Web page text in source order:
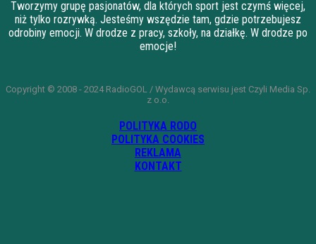
Tworzymy grupę pasjonatów, dla których sport jest czymś więcej,
niż tylko rozrywką. Jesteśmy wszędzie tam, gdzie potrzebujesz
odrobiny emocji. W drodze z pracy, szkoły, na działkę. W drodze po
emocje!
Copyright © 2008 - 2024 RadioGOL / Wydawcą serwisu jest Czyli Media Sp.
z o.o.
POLITYKA RODO
POLITYKA COOKIES
REKLAMA
KONTAKT